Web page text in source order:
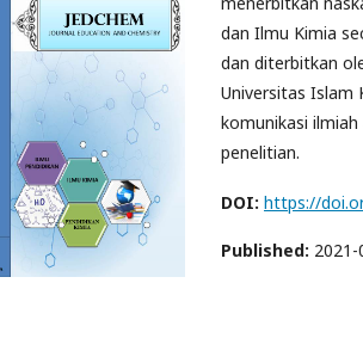
dan Ilmu Kimia
dan diterbitkan
Universitas Islam
komunikasi
penelitian.
DOI: https://
Published: